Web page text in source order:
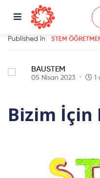
Published in STEM
BAUSTEM
05 Nisan 2023 1
Bizim İçin